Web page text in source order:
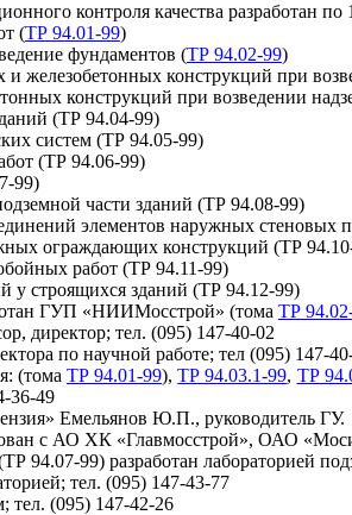
контроля качества разработан
(ТР 94.01-99)
фундаментов (ТР 94.02-99)
железобетонных конструкций при
конструкций при возведении
(ТР 94.04-99)
систем (ТР 94.05-99)
(ТР 94.06-99)
99)
части зданий (ТР 94.08-99)
элементов наружных стеновых
ограждающих конструкций (ТР
работ (ТР 94.11-99)
у строящихся зданий (ТР 94.12-99)
ГУП «НИИМосстрой» (тома ТР
директор; тел. (095) 147-40-02
по научной работе; тел (095) 147-
(тома ТР 94.01-99),ТР 94.03.1-99, ТР
36-49
Емельянов Ю.П., руководитель ГУ.
с АО ХК «Главмосстрой», ОАО
94.07-99) разработан лабораторией
тел. (095) 147-43-77
тел. (095) 147-42-26